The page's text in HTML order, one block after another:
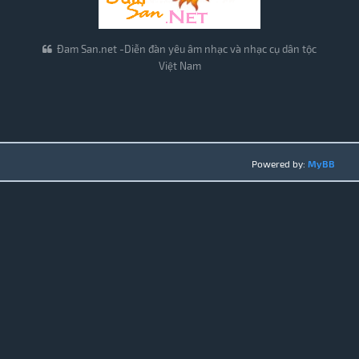
Đam San.net -Diễn đàn yêu âm nhạc và nhạc cụ dân tộc
Việt Nam
Powered by: MyBB